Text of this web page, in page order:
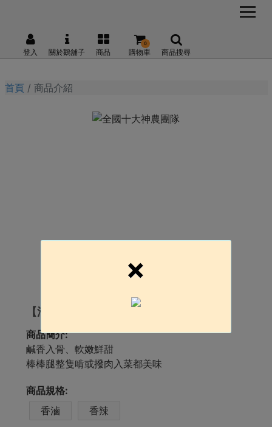
登入 關於鵝舖子 商品 購物車
0
商品搜尋
首頁 商品介紹
【滷鵝翅腿】鹹香入骨、軟嫩鮮甜不乾柴
商品簡介:
鹹香入骨、軟嫩鮮甜
棒棒腿整隻啃或撥肉入菜都美味
商品規格:
香滷
香辣
×